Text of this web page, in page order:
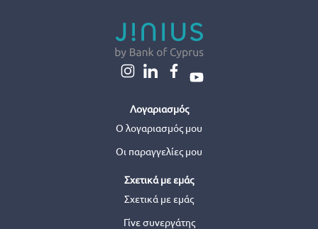
Λογαριασμός
Ο λογαριασμός μου
Οι παραγγελίες μου
Σχετικά με εμάς
Σχετικά με εμάς
Γίνε συνεργάτης